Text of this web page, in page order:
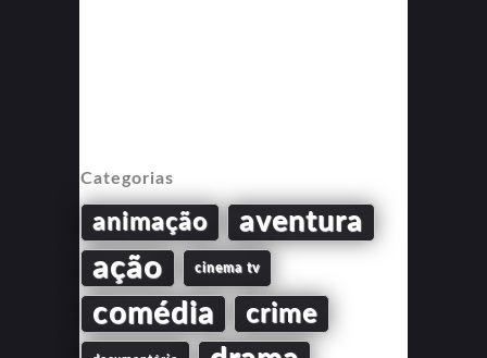
Categorias
animação aventura
ação cinema tv
comédia crime